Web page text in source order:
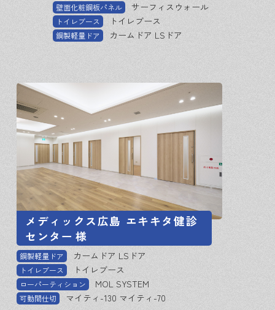
壁面化粧鋼板パネル サーフィスウォール
トイレブース トイレブース
鋼製軽量ドア カームドア LSドア
メディックス広島 エキキタ健診
センター 様
鋼製軽量ドア カームドア LSドア
トイレブース トイレブース
ローパーティション MOL SYSTEM
可動間仕切 マイティ-130 マイティ-70